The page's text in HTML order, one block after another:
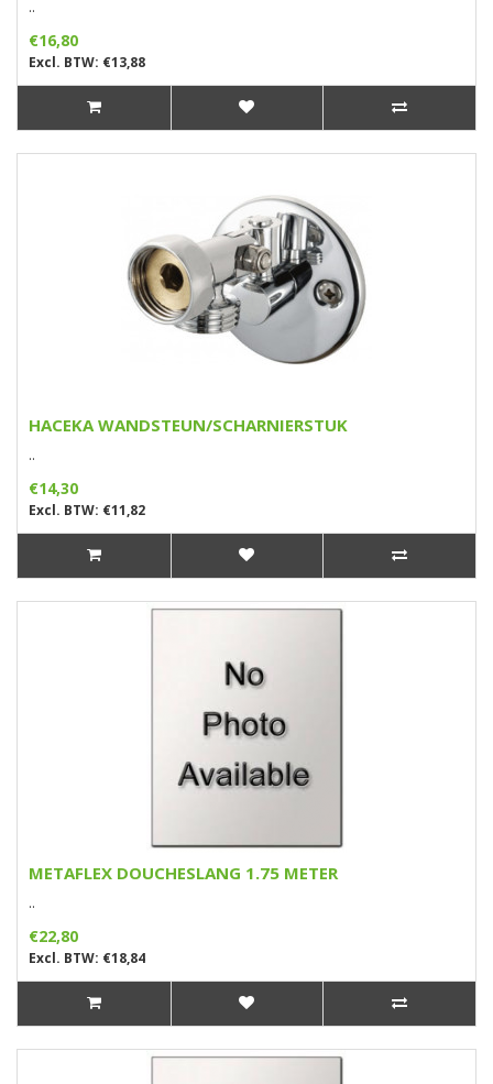
..
€16,80
Excl. BTW: €13,88
HACEKA WANDSTEUN/SCHARNIERSTUK
..
€14,30
Excl. BTW: €11,82
METAFLEX DOUCHESLANG 1.75 METER
..
€22,80
Excl. BTW: €18,84